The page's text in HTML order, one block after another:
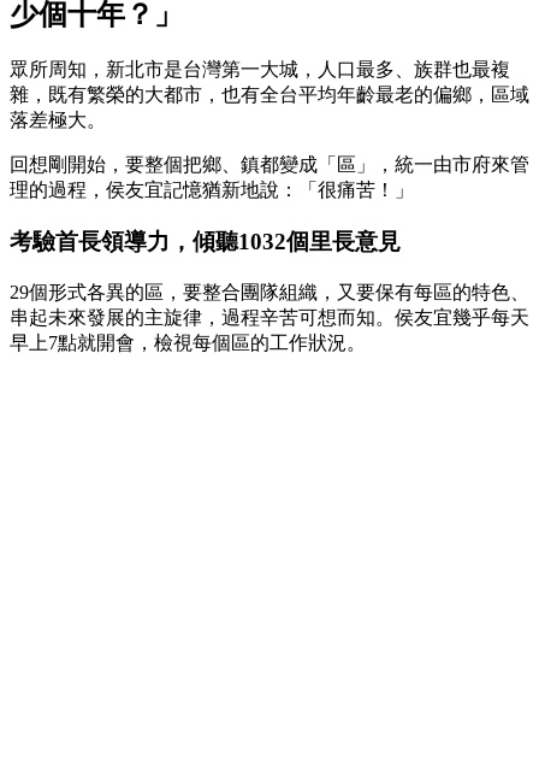
少個十年？」
眾所周知，新北市是台灣第一大城，人口最多、族群也最複
雜，既有繁榮的大都市，也有全台平均年齡最老的偏鄉，區域
落差極大。
回想剛開始，要整個把鄉、鎮都變成「區」，統一由市府來管
理的過程，侯友宜記憶猶新地說：「很痛苦！」
考驗首長領導力，傾聽1032個里長意見
29個形式各異的區，要整合團隊組織，又要保有每區的特色、
串起未來發展的主旋律，過程辛苦可想而知。侯友宜幾乎每天
早上7點就開會，檢視每個區的工作狀況。